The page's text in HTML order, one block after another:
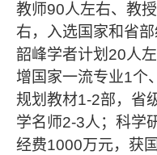
教师90人左右、教授
右，入选国家和省部
韶峰学者计划 20人
增国家一流专业1个
规划教材1-2部，省
学名师2-3人；科学
经费1000万元，获